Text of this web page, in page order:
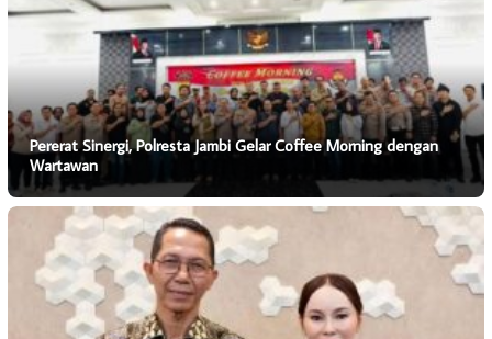
Pererat Sinergi, Polresta Jambi Gelar Coffee Morning dengan
Wartawan